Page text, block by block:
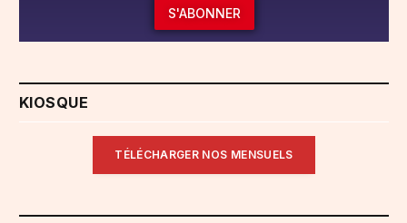
S'ABONNER
KIOSQUE
TÉLÉCHARGER NOS MENSUELS